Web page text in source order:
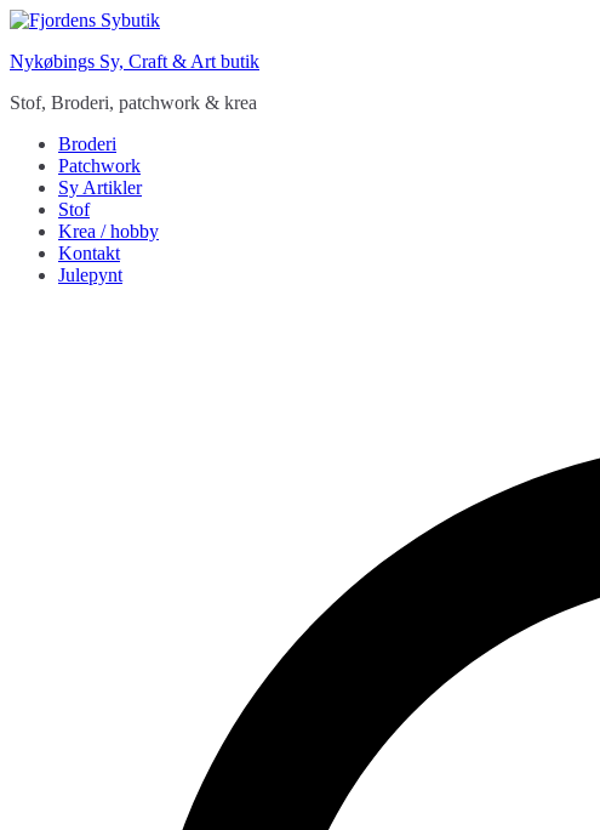
Videre
indhold
Nykøbings Sy, Craft & Art butik
Stof, Broderi, patchwork & krea
Broderi
Patchwork
Sy Artikler
Stof
Krea / hobby
Kontakt
Julepynt